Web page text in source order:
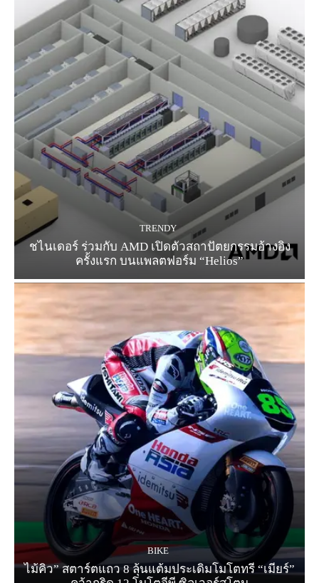
TRENDY
ชไนเดอร์ ร่วมกับ AMD เปิดตัวสถาปัตยกรรมอ้างอิง
ครั้งแรก บนแพลตฟอร์ม “Helios”
BIKE
ไม้คิว” สตาร์ตแถว 8 ลุ้นแต้มประเดิมโมโตทรี “เมียร์”